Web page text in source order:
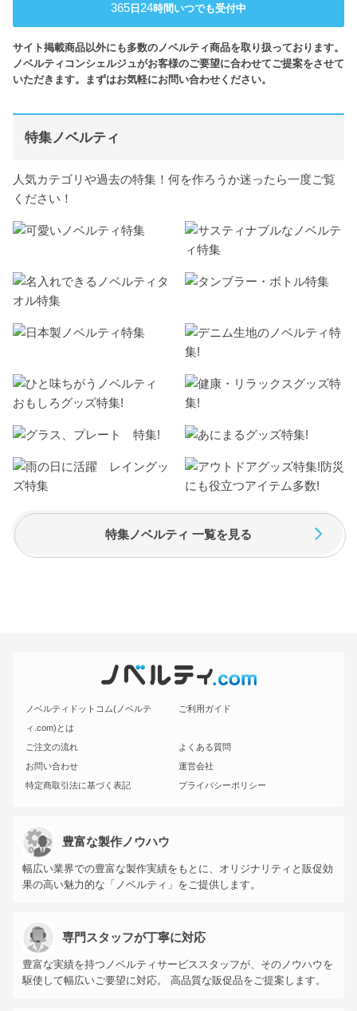
365 日 24時間いつでも受付中
サイト掲載商品以外にも多数のノベルティ商品を取り扱っております。
ノベルティコンシェルジュがお客様のご要望に合わせてご提案をさせて
いただきます。まずはお気軽にお問い合わせください。
特集ノベルティ
人気カテゴリや過去の特集！何を作ろうか迷ったら一度ご覧
ください！
特集ノベルティ 一覧を見る
ノベルティドットコム(ノベルテ
ィ.com)とは
ご利用ガイド
ご注文の流れ
よくある質問
お問い合わせ
運営会社
特定商取引法に基づく表記
プライバシーポリシー
豊富な製作ノウハウ
幅広い業界での豊富な製作実績をもとに、オリジナリティと販促効
果の高い魅力的な「ノベルティ」をご提供します。
専門スタッフが丁寧に対応
豊富な実績を持つノベルティサービススタッフが、そのノウハウを
駆使して幅広いご要望に対応。 高品質な販促品をご提案します。